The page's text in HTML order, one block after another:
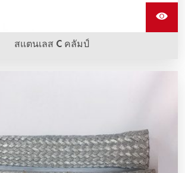
สแตนเลส C คลัมป์
เลสใช้สำหรับการคว่ำสายเชื่อมเข้ากับอิเล